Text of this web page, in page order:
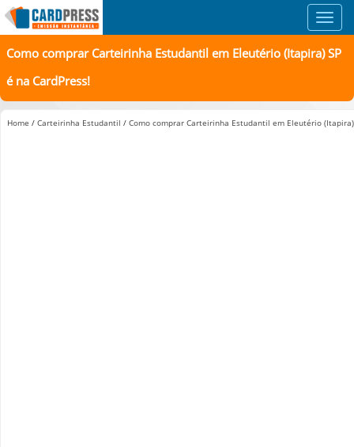
Como comprar Carteirinha Estudantil em Eleutério (Itapira) SP
é na CardPress!
Home / Carteirinha Estudantil / Como comprar Carteirinha Estudantil em Eleutério (Itapira)